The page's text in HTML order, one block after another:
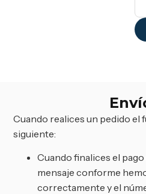
Cuando realices un pedido el
siguiente:
Cuando finalices el
mensaje conforme
correctamente y el